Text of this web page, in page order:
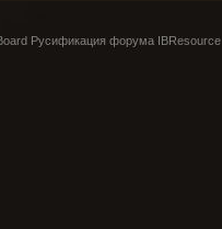
Русификация форума IBResource